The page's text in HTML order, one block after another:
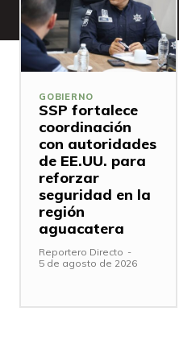
GOBIERNO
SSP fortalece
coordinación
con autoridades
de EE.UU. para
reforzar
seguridad en la
región
aguacatera
Reportero Directo -
5 de agosto de 2026